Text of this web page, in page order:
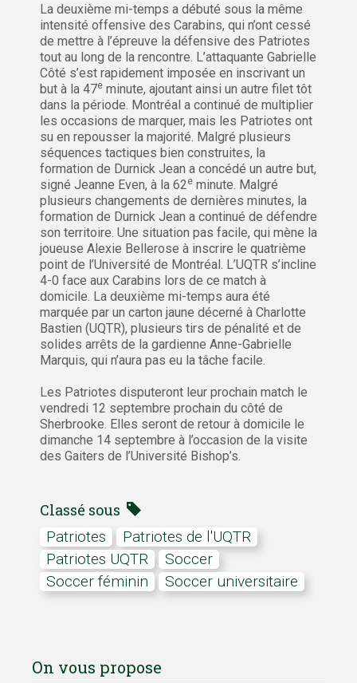
La deuxième mi-temps a débuté sous la même
intensité offensive des Carabins, qui n’ont cessé
de mettre à l’épreuve la défensive des Patriotes
tout au long de la rencontre. L’attaquante Gabrielle
Côté s’est rapidement imposée en inscrivant un
but à la 47e minute, ajoutant ainsi un autre filet tôt
dans la période. Montréal a continué de multiplier
les occasions de marquer, mais les Patriotes ont
su en repousser la majorité. Malgré plusieurs
séquences tactiques bien construites, la
formation de Durnick Jean a concédé un autre but,
signé Jeanne Even, à la 62e minute. Malgré
plusieurs changements de dernières minutes, la
formation de Durnick Jean a continué de défendre
son territoire. Une situation pas facile, qui mène la
joueuse Alexie Bellerose à inscrire le quatrième
point de l’Université de Montréal. L’UQTR s’incline
4-0 face aux Carabins lors de ce match à
domicile. La deuxième mi-temps aura été
marquée par un carton jaune décerné à Charlotte
Bastien (UQTR), plusieurs tirs de pénalité et de
solides arrêts de la gardienne Anne-Gabrielle
Marquis, qui n’aura pas eu la tâche facile.
Les Patriotes disputeront leur prochain match le
vendredi 12 septembre prochain du côté de
Sherbrooke. Elles seront de retour à domicile le
dimanche 14 septembre à l’occasion de la visite
des Gaiters de l’Université Bishop’s.
Classé sous
Patriotes
Patriotes de l'UQTR
Patriotes UQTR
soccer
Soccer féminin
soccer universitaire
On vous propose